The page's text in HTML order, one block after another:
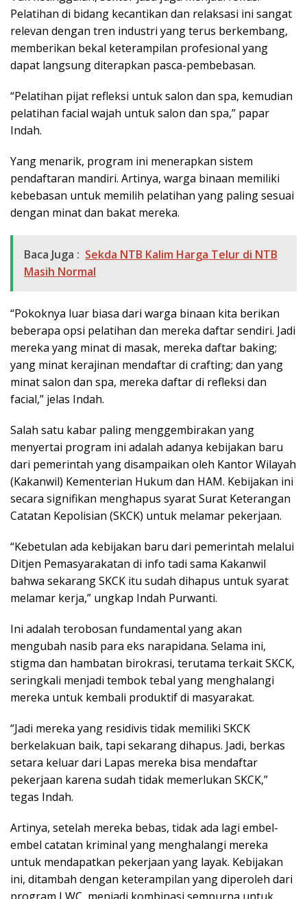
Pelatihan di bidang kecantikan dan relaksasi ini sangat
relevan dengan tren industri yang terus berkembang,
memberikan bekal keterampilan profesional yang
dapat langsung diterapkan pasca-pembebasan.
“Pelatihan pijat refleksi untuk salon dan spa, kemudian
pelatihan facial wajah untuk salon dan spa,” papar
Indah.
Yang menarik, program ini menerapkan sistem
pendaftaran mandiri. Artinya, warga binaan memiliki
kebebasan untuk memilih pelatihan yang paling sesuai
dengan minat dan bakat mereka.
Baca Juga : Sekda NTB Kalim Harga Telur di NTB
Masih Normal
“Pokoknya luar biasa dari warga binaan kita berikan
beberapa opsi pelatihan dan mereka daftar sendiri. Jadi
mereka yang minat di masak, mereka daftar baking;
yang minat kerajinan mendaftar di crafting; dan yang
minat salon dan spa, mereka daftar di refleksi dan
facial,” jelas Indah.
Salah satu kabar paling menggembirakan yang
menyertai program ini adalah adanya kebijakan baru
dari pemerintah yang disampaikan oleh Kantor Wilayah
(Kakanwil) Kementerian Hukum dan HAM. Kebijakan ini
secara signifikan menghapus syarat Surat Keterangan
Catatan Kepolisian (SKCK) untuk melamar pekerjaan.
“Kebetulan ada kebijakan baru dari pemerintah melalui
Ditjen Pemasyarakatan di info tadi sama Kakanwil
bahwa sekarang SKCK itu sudah dihapus untuk syarat
melamar kerja,” ungkap Indah Purwanti.
Ini adalah terobosan fundamental yang akan
mengubah nasib para eks narapidana. Selama ini,
stigma dan hambatan birokrasi, terutama terkait SKCK,
seringkali menjadi tembok tebal yang menghalangi
mereka untuk kembali produktif di masyarakat.
“Jadi mereka yang residivis tidak memiliki SKCK
berkelakuan baik, tapi sekarang dihapus. Jadi, berkas
setara keluar dari Lapas mereka bisa mendaftar
pekerjaan karena sudah tidak memerlukan SKCK,”
tegas Indah.
Artinya, setelah mereka bebas, tidak ada lagi embel-
embel catatan kriminal yang menghalangi mereka
untuk mendapatkan pekerjaan yang layak. Kebijakan
ini, ditambah dengan keterampilan yang diperoleh dari